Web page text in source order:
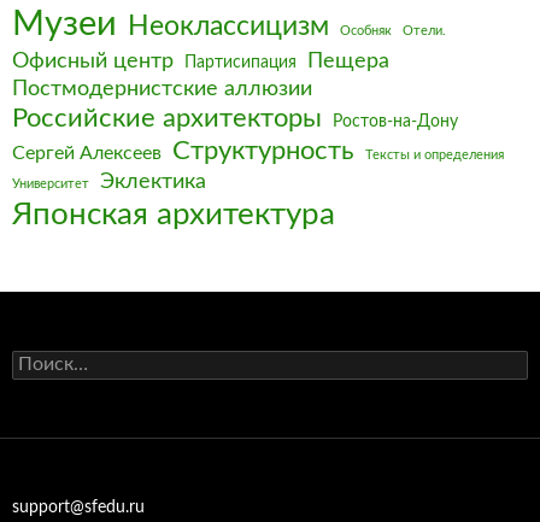
Музеи Неоклассицизм Особняк Отели.
Офисный центр Партисипация
Пещера
Постмодернистские аллюзии
Российские архитекторы Ростов-на-Дону
Сергей Алексеев Структурность Тексты и определения
Университет Эклектика
Японская архитектура
Найти:
support@sfedu.ru